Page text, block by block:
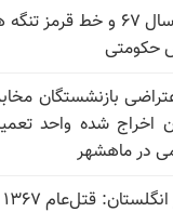
کابوس سال ۶۷ و خط
حکومتی
بازنشستگان
اخراج شده واحد
در ماهشهر